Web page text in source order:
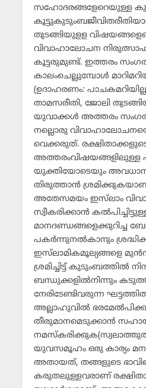
സഹോദരങ്ങളേറെയുള്ള
തുടങ്ങിയുളള
വിവാഹാലോചന
കൂട്ടരുമുണ്ട്. ഇത്തരം
കാലംചെല്ലുമ്പോള്‍
(ഉദാഹരണം: പാചകമറിയില്ല,
താമസരീതി, ജോലി
യുവാക്കള്‍ അത്തരം
നല്ലൊരു
വെക്കരുത്.
അത്തരംവിഷയങ്ങളിലുള്ള
യുക്തിയോടെയും
തിരുത്താന്‍
അതേസമയം ഇസ്‌ലാം
സ്വീകരിക്കാന്‍
മാനദണ്ഡങ്ങളെക്കുറിച്ച
പകര്‍ന്നുനല്‍കാനും
ഇസ്‌ലാമികമൂല്യങ്ങളെ
ശ്രമിച്ചിട്ട് കുടുംബത്തില്‍
ബന്ധുക്കളില്‍നിന്നും
നേരിടേണ്ടിവരുന്ന
അല്ലാഹുവില്‍
തീരുമാനമെടുക്കാന്‍
യുവസമൂഹം ഒരു കാര്യം
അതായത്, തങ്ങളുടെ
കരുതലുള്ളവരാണ്